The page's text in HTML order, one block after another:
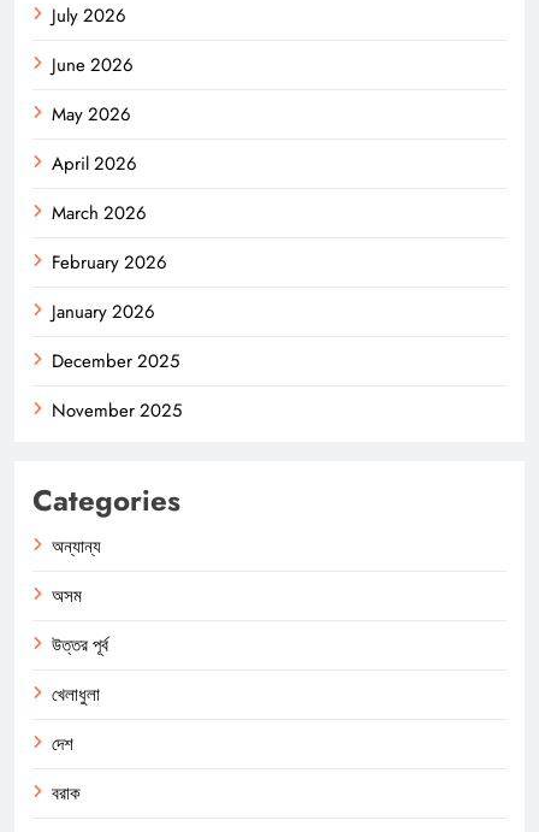
July 2026
June 2026
May 2026
April 2026
March 2026
February 2026
January 2026
December 2025
November 2025
Categories
অন্যান্য
অসম
উত্তর পূর্ব
খেলাধুলা
দেশ
বরাক